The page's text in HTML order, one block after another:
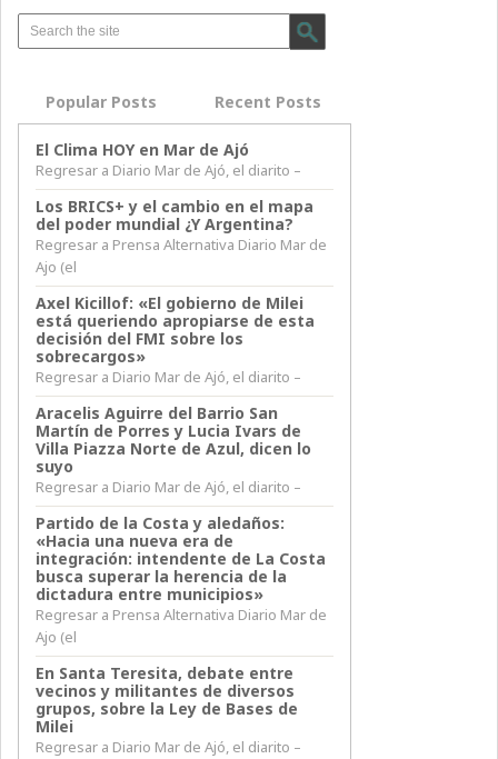
Popular Posts Recent Posts
El Clima HOY en Mar de Ajó
Regresar a Diario Mar de Ajó, el diarito –
Los BRICS+ y el cambio en el mapa
del poder mundial ¿Y Argentina?
Regresar a Prensa Alternativa Diario Mar de
Ajo (el
Axel Kicillof: «El gobierno de Milei
está queriendo apropiarse de esta
decisión del FMI sobre los
sobrecargos»
Regresar a Diario Mar de Ajó, el diarito –
Aracelis Aguirre del Barrio San
Martín de Porres y Lucia Ivars de
Villa Piazza Norte de Azul, dicen lo
suyo
Regresar a Diario Mar de Ajó, el diarito –
Partido de la Costa y aledaños:
«Hacia una nueva era de
integración: intendente de La Costa
busca superar la herencia de la
dictadura entre municipios»
Regresar a Prensa Alternativa Diario Mar de
Ajo (el
En Santa Teresita, debate entre
vecinos y militantes de diversos
grupos, sobre la Ley de Bases de
Milei
Regresar a Diario Mar de Ajó, el diarito –